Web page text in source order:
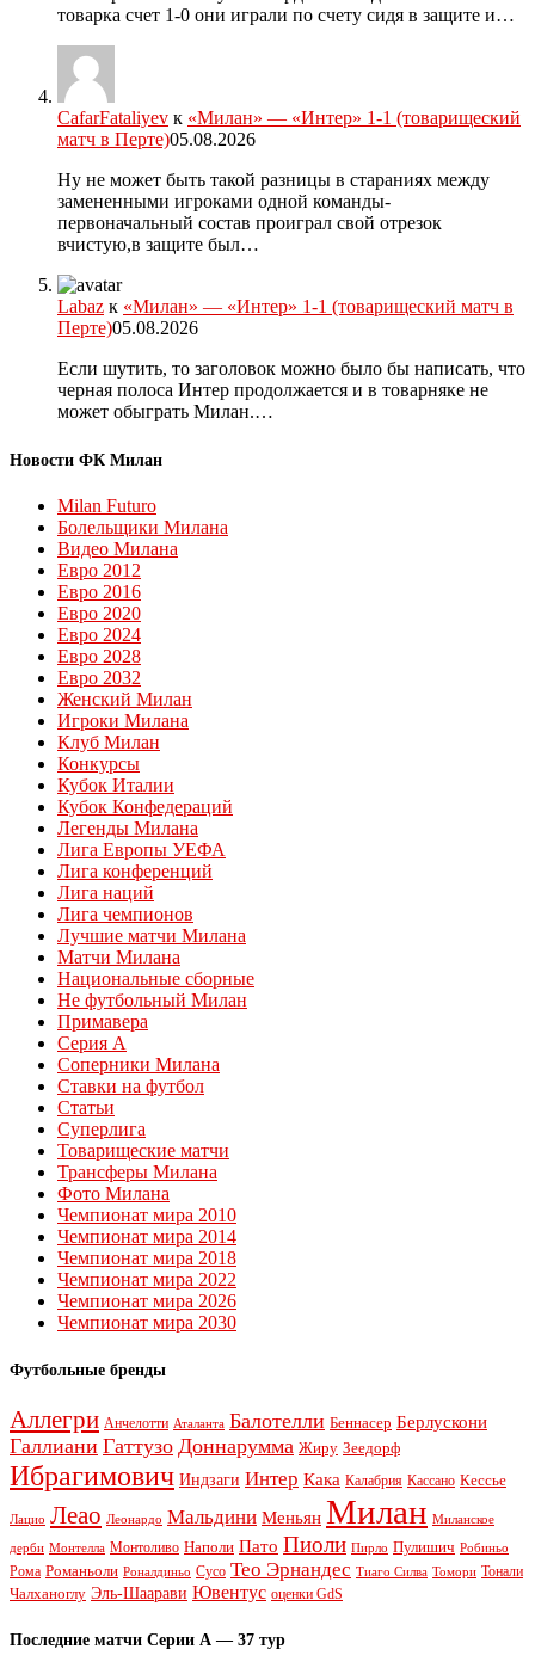
товарка счет 1-0 они играли по счету сидя в защите и…
CafarFataliyev к «Милан» — «Интер» 1-1 (товарищеский
матч в Перте)05.08.2026
Ну не может быть такой разницы в стараниях между
замененными игроками одной команды-
первоначальный состав проиграл свой отрезок
вчистую,в защите был…
Labaz к «Милан» — «Интер» 1-1 (товарищеский матч в
Перте)05.08.2026
Если шутить, то заголовок можно было бы написать, что
черная полоса Интер продолжается и в товарняке не
может обыграть Милан.…
Новости ФК Милан
Milan Futuro
Болельщики Милана
Видео Милана
Евро 2012
Евро 2016
Евро 2020
Евро 2024
Евро 2028
Евро 2032
Женский Милан
Игроки Милана
Клуб Милан
Конкурсы
Кубок Италии
Кубок Конфедераций
Легенды Милана
Лига Европы УЕФА
Лига конференций
Лига наций
Лига чемпионов
Лучшие матчи Милана
Матчи Милана
Национальные сборные
Не футбольный Милан
Примавера
Серия А
Соперники Милана
Ставки на футбол
Статьи
Суперлига
Товарищеские матчи
Трансферы Милана
Фото Милана
Чемпионат мира 2010
Чемпионат мира 2014
Чемпионат мира 2018
Чемпионат мира 2022
Чемпионат мира 2026
Чемпионат мира 2030
Футбольные бренды
Аллегри Анчелотти Аталанта Балотелли Беннасер Берлускони
Галлиани Гаттузо Доннарумма Жиру Зеедорф
Ибрагимович Индзаги Интер Кака Калабрия Кассано Кессье
Лацио Леао Леонардо Мальдини Меньян Милан Миланское
дерби Монтелла Монтоливо Наполи Пато Пиоли Пирло Пулишич Робиньо
Рома Романьоли Роналдиньо Сусо Тео Эрнандес Тиаго Силва Томори Тонали
Чалханоглу Эль-Шаарави Ювентус оценки GdS
Последние матчи Серии А — 37 тур